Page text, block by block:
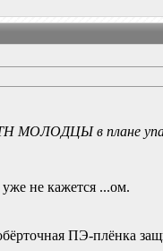
ТН МОЛОДЦЫ в плане
не кажется ...ом.
ПЭ-плёнка